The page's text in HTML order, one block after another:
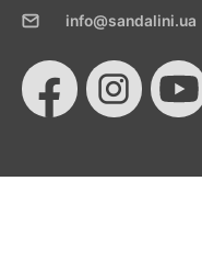
info@sandalini.ua